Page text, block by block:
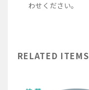
わせください。
RELATED ITEMS